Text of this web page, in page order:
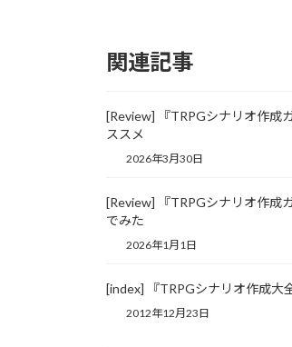
関連記事
[Review] 『TRPGシナリオ作成
ススメ
2026年3月30日
[Review] 『TRPGシナリオ作成
でみた
2026年1月1日
[index] 『TRPGシナリオ作成大
2012年12月23日